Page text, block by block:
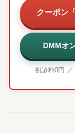
クーポン
DMMオ
初診料0円 ／